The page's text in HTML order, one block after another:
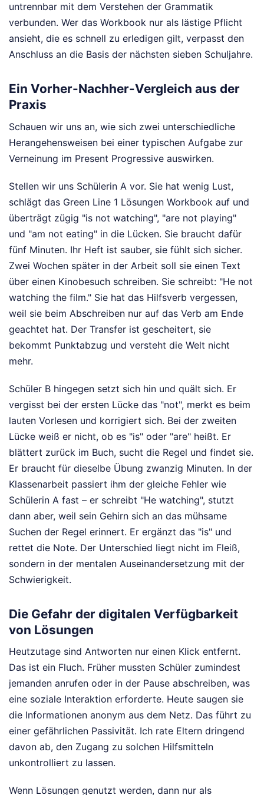
untrennbar mit dem Verstehen der Grammatik
verbunden. Wer das Workbook nur als lästige Pflicht
ansieht, die es schnell zu erledigen gilt, verpasst den
Anschluss an die Basis der nächsten sieben Schuljahre.
Ein Vorher-Nachher-Vergleich aus der
Praxis
Schauen wir uns an, wie sich zwei unterschiedliche
Herangehensweisen bei einer typischen Aufgabe zur
Verneinung im Present Progressive auswirken.
Stellen wir uns Schülerin A vor. Sie hat wenig Lust,
schlägt das Green Line 1 Lösungen Workbook auf und
überträgt zügig "is not watching", "are not playing"
und "am not eating" in die Lücken. Sie braucht dafür
fünf Minuten. Ihr Heft ist sauber, sie fühlt sich sicher.
Zwei Wochen später in der Arbeit soll sie einen Text
über einen Kinobesuch schreiben. Sie schreibt: "He not
watching the film." Sie hat das Hilfsverb vergessen,
weil sie beim Abschreiben nur auf das Verb am Ende
geachtet hat. Der Transfer ist gescheitert, sie
bekommt Punktabzug und versteht die Welt nicht
mehr.
Schüler B hingegen setzt sich hin und quält sich. Er
vergisst bei der ersten Lücke das "not", merkt es beim
lauten Vorlesen und korrigiert sich. Bei der zweiten
Lücke weiß er nicht, ob es "is" oder "are" heißt. Er
blättert zurück im Buch, sucht die Regel und findet sie.
Er braucht für dieselbe Übung zwanzig Minuten. In der
Klassenarbeit passiert ihm der gleiche Fehler wie
Schülerin A fast – er schreibt "He watching", stutzt
dann aber, weil sein Gehirn sich an das mühsame
Suchen der Regel erinnert. Er ergänzt das "is" und
rettet die Note. Der Unterschied liegt nicht im Fleiß,
sondern in der mentalen Auseinandersetzung mit der
Schwierigkeit.
Die Gefahr der digitalen Verfügbarkeit
von Lösungen
Heutzutage sind Antworten nur einen Klick entfernt.
Das ist ein Fluch. Früher mussten Schüler zumindest
jemanden anrufen oder in der Pause abschreiben, was
eine soziale Interaktion erforderte. Heute saugen sie
die Informationen anonym aus dem Netz. Das führt zu
einer gefährlichen Passivität. Ich rate Eltern dringend
davon ab, den Zugang zu solchen Hilfsmitteln
unkontrolliert zu lassen.
Wenn Lösungen genutzt werden, dann nur als